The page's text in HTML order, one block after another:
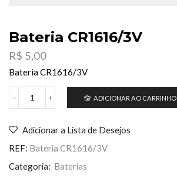
Bateria CR1616/3V
R$ 5,00
Bateria CR1616/3V
Bateria
ADICIONAR AO CARRINHO
Adicionar a Lista de Desejos
REF: Bateria CR1616/3V
Categoria: Baterias